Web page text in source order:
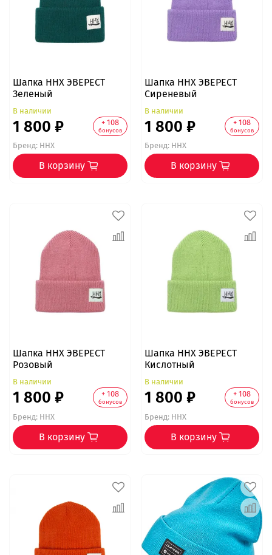
Шапка ННХ ЭВЕРЕСТ
Зеленый
В наличии
1 800 ₽ + 108
бонусов
Бренд:ННХ
В корзину
Шапка ННХ ЭВЕРЕСТ
Сиреневый
В наличии
1 800 ₽ + 108
бонусов
Бренд:ННХ
В корзину
Шапка ННХ ЭВЕРЕСТ
Розовый
В наличии
1 800 ₽ + 108
бонусов
Бренд:ННХ
В корзину
Шапка ННХ ЭВЕРЕСТ
Кислотный
В наличии
1 800 ₽ + 108
бонусов
Бренд:ННХ
В корзину